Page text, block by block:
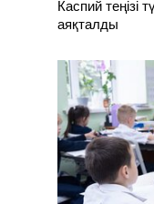
Каспий теңізі
аяқталды